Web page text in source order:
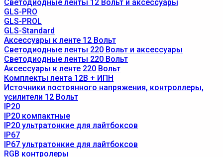
Светодиодные ленты 12 Вольт и аксессуары
GLS-PRO
GLS-PROL
GLS-Standard
Аксессуары к ленте 12 Вольт
Светодиодные ленты 220 Вольт и аксессуары
Светодиодные ленты 220 Вольт
Аксессуары к ленте 220 Вольт
Комплекты лента 12В + ИПН
Источники постоянного напряжения, контроллеры,
усилители 12 Вольт
IP20
IP20 компактные
IP20 ультратонкие для лайтбоксов
IP67
IP67 ультратонкие для лайтбоксов
RGB контролеры